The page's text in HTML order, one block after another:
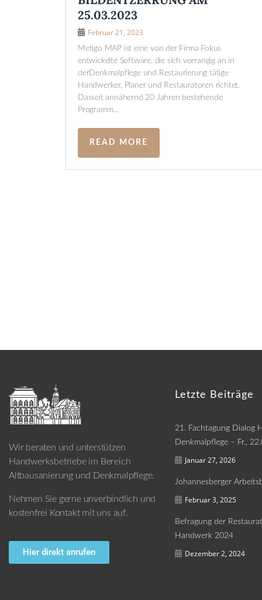
25.03.2023
Februar 21, 2023
Metigo MAP ist eine von der Firma Fokus
entwickelte Software, die sich vorrangig an in
derDenkmalpflege und Restaurierung tätige
Handwerker, Planer und Restauratoren richtet.
Dasseit annähernd 20 Jahren bestehende
Programm...
READ MORE
Wir beraten und unterstützen
Handwerksbetriebe im Bereich
Altbausanierung und Denkmalpflege.
Nehmen Sie gerne unverbindlich und
kostenfrei Kontakt mit uns auf.
Hier direkt anrufen
Letzte Beiträge
21. Fachtagung Dialog
Denkmalpflege – Fr.,
Januar 27, 2026
Johannesberger
Februar 3, 2025
Befragung der
Handwerk 2024
Dezember 2, 2024